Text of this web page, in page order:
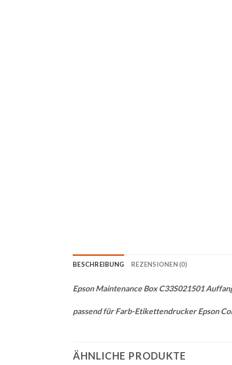
BESCHREIBUNG REZENSIONEN (0)
Epson Maintenance Box C33S021501
passend für Farb-Etikettendrucker Epson
ÄHNLICHE PRODUKTE